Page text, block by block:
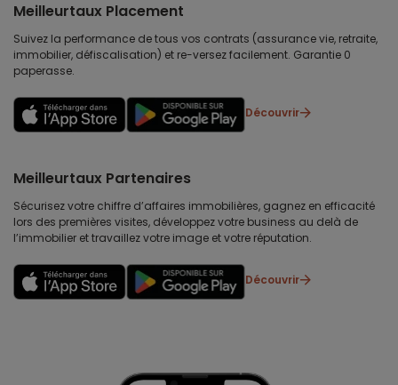
Meilleurtaux Placement
Suivez la performance de tous vos contrats (assurance vie, retraite,
immobilier, défiscalisation) et re-versez facilement. Garantie 0
paperasse.
Découvrir
Meilleurtaux Partenaires
Sécurisez votre chiffre d’affaires immobilières, gagnez en efficacité
lors des premières visites, développez votre business au delà de
l’immobilier et travaillez votre image et votre réputation.
Découvrir